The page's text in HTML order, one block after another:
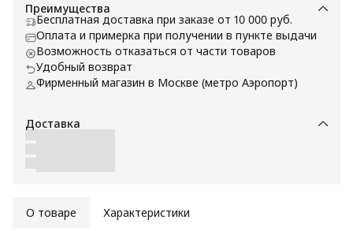
Преимущества
Бесплатная доставка при заказе от 10 000 руб.
Оплата и примерка при получении в пункте выдачи
Возможность отказаться от части товаров
Удобный возврат
Фирменный магазин в Москве (метро Аэропорт)
Доставка
О товаре Характеристики